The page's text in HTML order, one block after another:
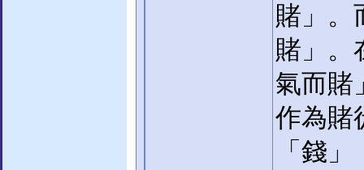
賭」。
賭」。
氣而賭
作為賭
「錢